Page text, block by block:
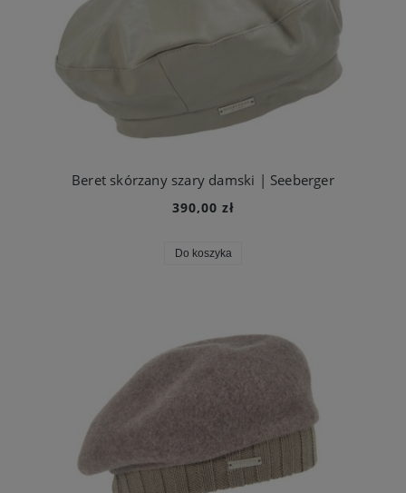
Beret skórzany szary damski | Seeberger
390,00 zł
Do koszyka